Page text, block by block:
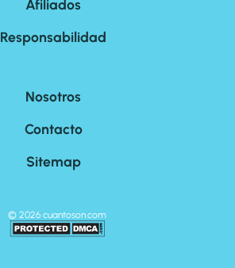
Afiliados
Responsabilidad
Nosotros
Contacto
Sitemap
© 2026 cuantoson.com